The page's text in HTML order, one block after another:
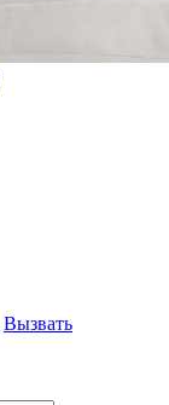
Вызвать